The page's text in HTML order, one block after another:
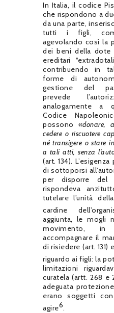
In Italia, il codice
che rispondono a
da una parte,
tutti i figli,
agevolando così la
dei beni della dote
ereditari
contribuendo in
forme di
gestione del
prevede
analogamente a
Codice
possono «donare,
cedere o riscuotere
né transigere o stare
a tali atti, senza
(art. 134).
di sottoporsi
per disporre del
rispondeva
tutelare l’unità
cardine
aggiunta, le mogli
movimento, in
accompagnare il
di risiedere (art.
riguardo ai figli: la
limitazioni
curatela (artt. 268 e
adeguata
erano soggetti
agire6.